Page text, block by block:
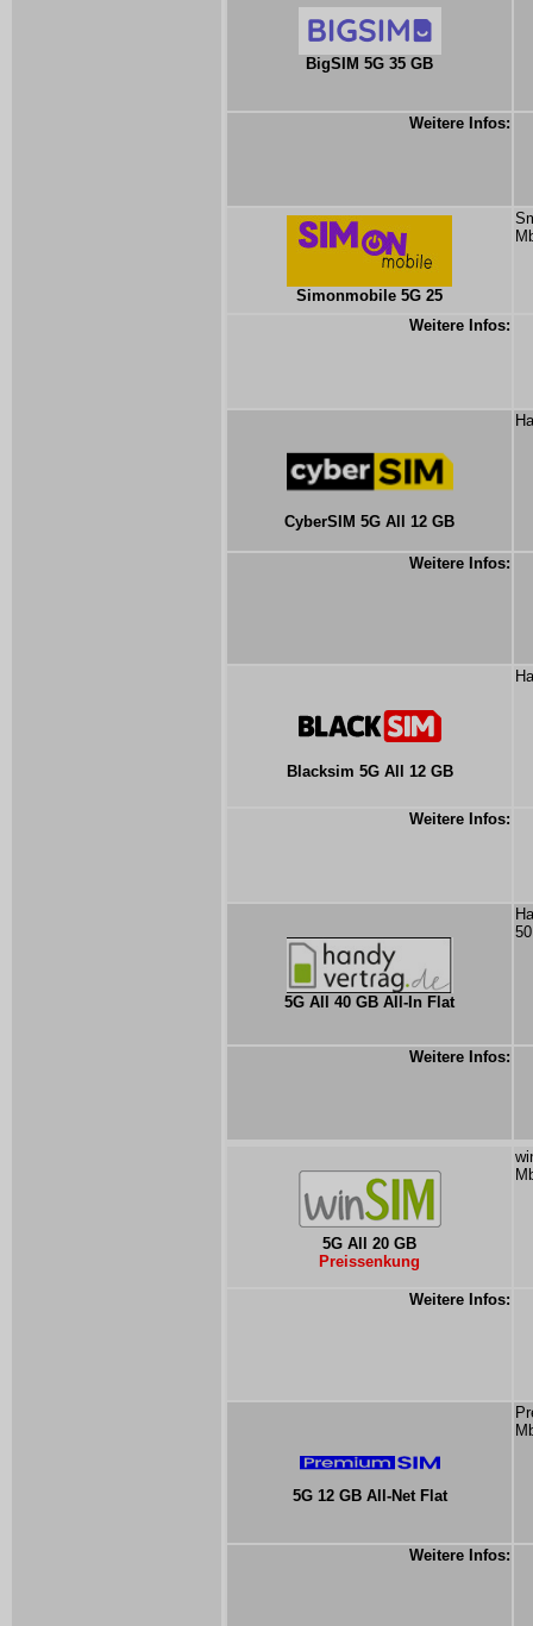
BigSIM 5G 35 GB
Weitere Infos:
Simonmobile 5G 25
Weitere Infos:
CyberSIM 5G All 12 GB
Weitere Infos:
Blacksim 5G All 12 GB
Weitere Infos:
5G All 40 GB All-In Flat
Weitere Infos:
5G All 20 GB
Preissenkung
Weitere Infos:
5G 12 GB All-Net Flat
Weitere Infos: